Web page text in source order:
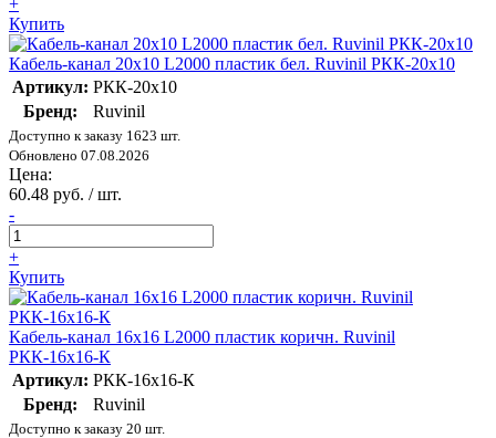
Купить
Кабель-канал 20х10 L2000 пластик бел. Ruvinil РКК-20х10
Артикул: РКК-20х10
Бренд:
Ruvinil
Доступно к заказу 1623 шт.
Обновлено 07.08.2026
Цена:
60.48 руб. / шт.
-
+
Купить
Кабель-канал 16х16 L2000 пластик коричн. Ruvinil
РКК-16х16-К
Артикул: РКК-16х16-К
Бренд:
Ruvinil
Доступно к заказу 20 шт.